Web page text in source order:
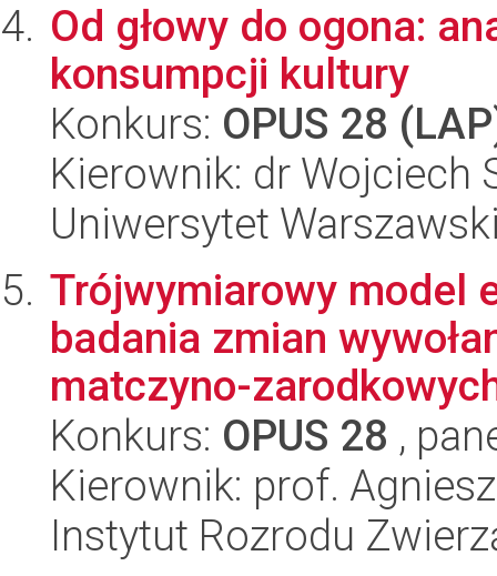
Od głowy do ogona:
konsumpcji kultury
Konkurs: OPUS 28
Kierownik: dr Wojciech
Uniwersytet
Trójwymiarowy model
badania zmian
matczyno-
Konkurs: OPUS 28 ,
Kierownik: prof.
Instytut Rozrodu